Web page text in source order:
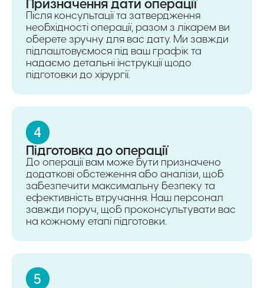
Призначення дати операції
Після консультації та затвердження
необхідності операції, разом з лікарем ви
оберете зручну для вас дату. Ми завжди
підлаштовуємося під ваш графік та
надаємо детальні інструкції щодо
підготовки до хірургії.
4
Підготовка до операції
До операції вам може бути призначено
додаткові обстеження або аналізи, щоб
забезпечити максимальну безпеку та
ефективність втручання. Наш персонал
завжди поруч, щоб проконсультувати вас
на кожному етапі підготовки.
5